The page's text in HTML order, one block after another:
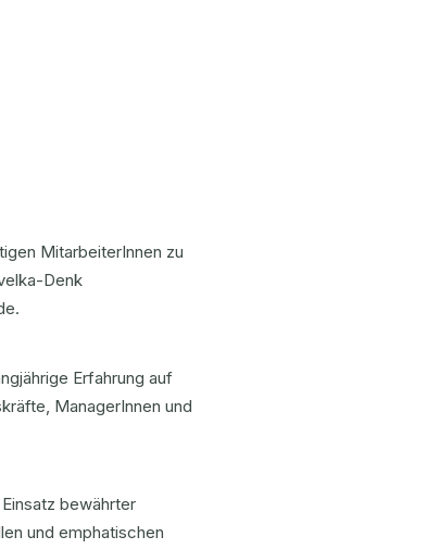
MitarbeiterInnen zu
Denk
Erfahrung auf
ManagerInnen und
bewährter
und emphatischen